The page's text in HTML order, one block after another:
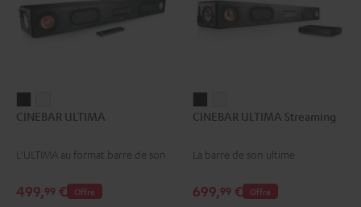
ULTIMAULTIMA
CINEBAR ULTIMA
L’ULTIMA au format barre de son
Offre
499,99 €
ULTIMA
Noir
ULTIMA
Blanc
CINEBAR ULTIMA Streaming
La barre de son ultime
Offre
699,99 €